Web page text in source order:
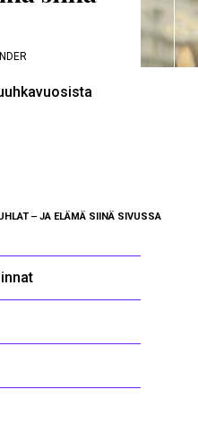
‒ JA ELÄMÄ SIINÄ SIVUSSA